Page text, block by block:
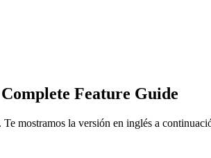
Feature Guide
mostramos la versión en inglés a